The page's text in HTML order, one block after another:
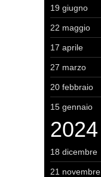
19 giugno
22 maggio
17 aprile
27 marzo
20 febbraio
15 gennaio
2024
18 dicembre
21 novembre